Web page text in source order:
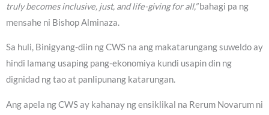
truly becomes inclusive, just, and life-giving for all,”bahagi pa ng
mensahe ni Bishop Alminaza.
Sa huli, Binigyang-diin ng CWS na ang makatarungang suweldo ay
hindi lamang usaping pang-ekonomiya kundi usapin din ng
dignidad ng tao at panlipunang katarungan.
Ang apela ng CWS ay kahanay ng ensiklikal na Rerum Novarum ni